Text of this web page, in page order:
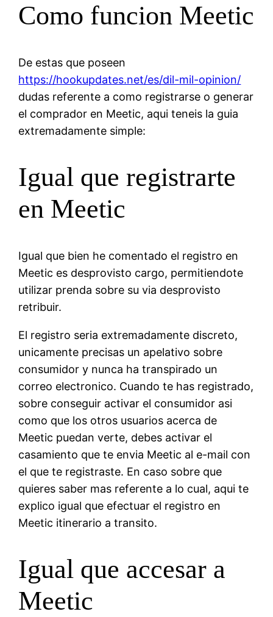
Como funcion Meetic
De estas que poseen
https://hookupdates.net/es/dil-mil-opinion/
dudas referente a como registrarse o generar
el comprador en Meetic, aqui teneis la guia
extremadamente simple:
Igual que registrarte
en Meetic
Igual que bien he comentado el registro en
Meetic es desprovisto cargo, permitiendote
utilizar prenda sobre su vi­a desprovisto
retribuir.
El registro seria extremadamente discreto,
unicamente precisas un apelativo sobre
consumidor y nunca ha transpirado un
correo electronico. Cuando te has registrado,
sobre conseguir activar el consumidor asi
como que los otros usuarios acerca de
Meetic puedan verte, debes activar el
casamiento que te envia Meetic al e-mail con
el que te registraste. En caso sobre que
quieres saber mas referente a lo cual, aqui te
explico igual que efectuar el registro en
Meetic itinerario a transito.
Igual que accesar a
Meetic